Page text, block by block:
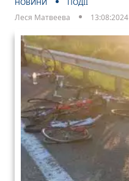
Леся Матвеева
13:08:2024